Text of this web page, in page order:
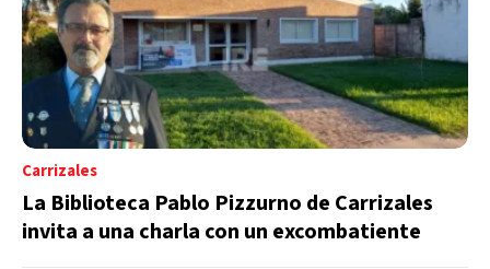
Carrizales
La Biblioteca Pablo Pizzurno de Carrizales
invita a una charla con un excombatiente